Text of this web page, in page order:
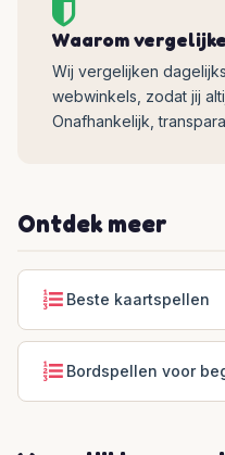
Waarom
Wij vergelijken
webwinkels, zodat jij
Onafhankelijk,
Ontdek meer
Beste kaartspellen
Bordspellen voor